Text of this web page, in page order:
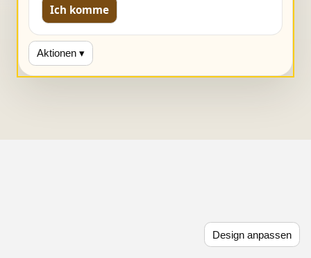
Design anpassen
Ich komme
Aktionen ▾